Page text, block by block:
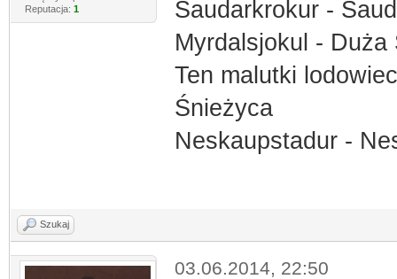
Reputacja: 1
Saudarkrokur -
Myrdalsjokul - Duża
Ten malutki
Śnieżyca
Neskaupstadur -
Szukaj
03.06.2014, 22:50